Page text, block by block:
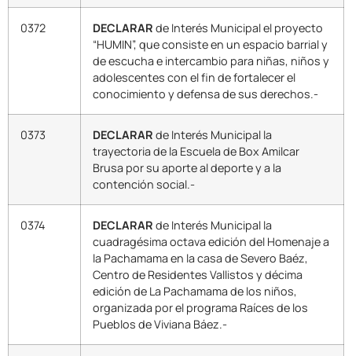
0372 DECLARAR de Interés Municipal el proyecto
“HUMIN”, que consiste en un espacio barrial y
de escucha e intercambio para niñas, niños y
adolescentes con el fin de fortalecer el
conocimiento y defensa de sus derechos.-
0373 DECLARAR de Interés Municipal la
trayectoria de la Escuela de Box Amilcar
Brusa por su aporte al deporte y a la
contención social.-
0374 DECLARAR de Interés Municipal la
cuadragésima octava edición del Homenaje a
la Pachamama en la casa de Severo Baéz,
Centro de Residentes Vallistos y décima
edición de La Pachamama de los niños,
organizada por el programa Raíces de los
Pueblos de Viviana Báez.-